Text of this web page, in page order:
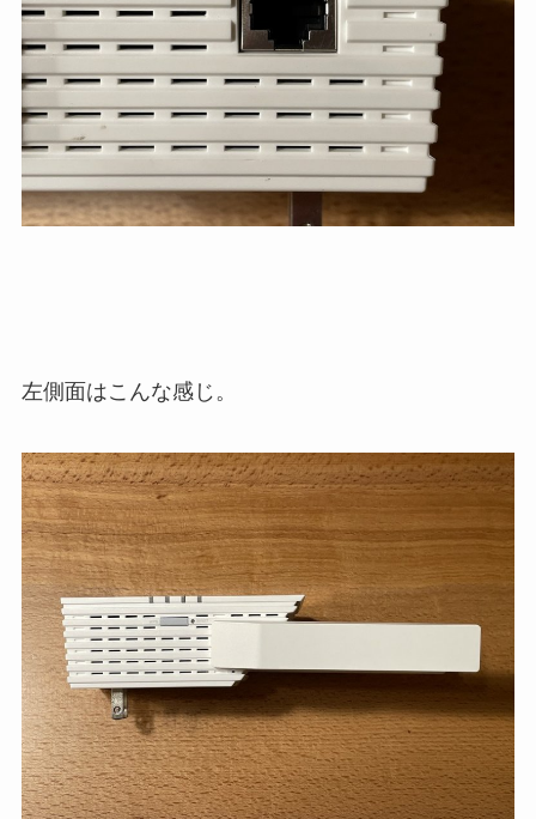
左側面はこんな感じ。